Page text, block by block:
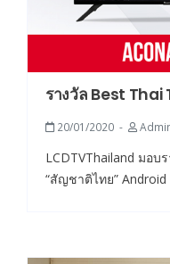
รางวัล Best Thai
20/01/2020
LCDTVThailand มอบ
“สัญชาติไทย” Android